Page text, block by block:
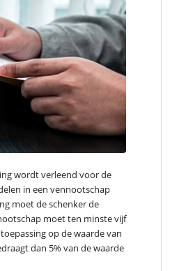
wordt verleend voor de
in een vennootschap
moet de schenker de
moet ten minste vijf
op de waarde van
dan 5% van de waarde